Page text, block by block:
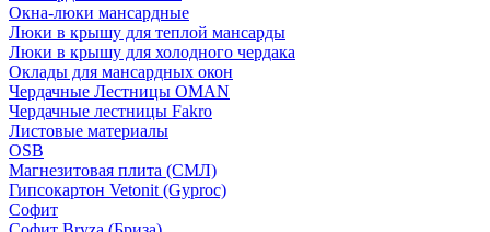
Окна-люки мансардные
Люки в крышу для теплой мансарды
Люки в крышу для холодного чердака
Оклады для мансардных окон
Чердачные Лестницы OMAN
Чердачные лестницы Fakro
Листовые материалы
OSB
Магнезитовая плита (СМЛ)
Гипсокартон Vetonit (Gyproc)
Софит